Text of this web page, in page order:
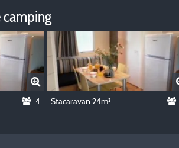
4 Stacaravan 24m²